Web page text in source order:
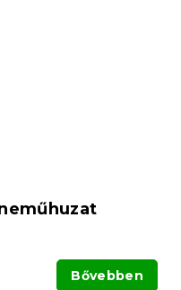
Bővebben